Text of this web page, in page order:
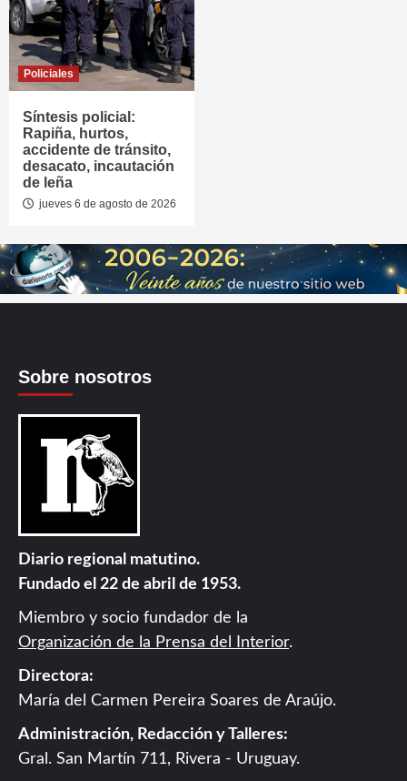
Policiales
Síntesis policial:
Rapiña, hurtos,
accidente de tránsito,
desacato, incautación
de leña
jueves 6 de agosto de 2026
Sobre nosotros
Diario regional matutino.
Fundado el 22 de abril de 1953.
Miembro y socio fundador de la
Organización de la Prensa del Interior.
Directora:
María del Carmen Pereira Soares de Araújo.
Administración, Redacción y Talleres:
Gral. San Martín 711, Rivera - Uruguay.